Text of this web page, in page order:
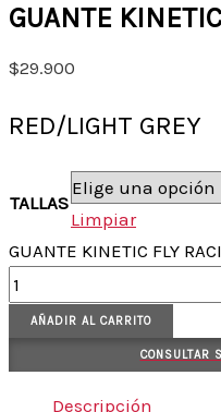
GUANTE
$29.900
RED/LIGHT GREY
TALLAS
Limpiar
GUANTE KINETIC FLY
AÑADIR AL CARRITO
CONSULTAR
Descripción